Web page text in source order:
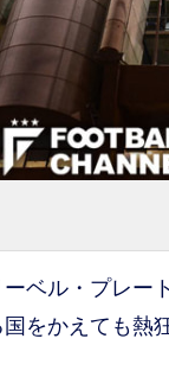
ベル・プレー
国をかえても熱